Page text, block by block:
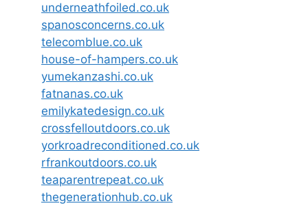
underneathfoiled.co.uk
spanosconcerns.co.uk
telecomblue.co.uk
house-of-hampers.co.uk
yumekanzashi.co.uk
fatnanas.co.uk
emilykatedesign.co.uk
crossfelloutdoors.co.uk
yorkroadreconditioned.co.uk
rfrankoutdoors.co.uk
teaparentrepeat.co.uk
thegenerationhub.co.uk